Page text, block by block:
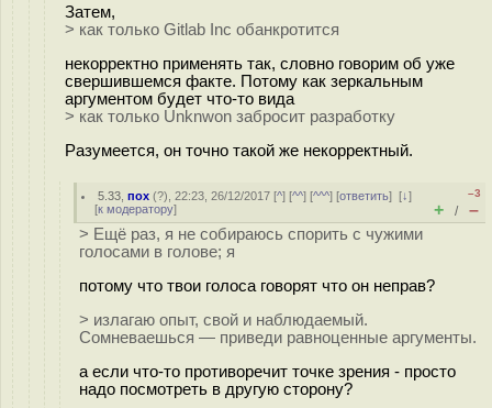
Затем,
> как только Gitlab Inc обанкротится
некорректно применять так, словно говорим об уже
свершившемся факте. Потому как зеркальным
аргументом будет что-то вида
> как только Unknwon забросит разработку
Разумеется, он точно такой же некорректный.
5.33 ,пох (?), 22:23, 26/12/2017 [^] [^^] [^^^] [ответить][↓]
[к модератору]
–3
+ / –
> Ещё раз, я не собираюсь спорить с чужими
голосами в голове; я
потому что твои голоса говорят что он неправ?
> излагаю опыт, свой и наблюдаемый.
Сомневаешься — приведи равноценные аргументы.
а если что-то противоречит точке зрения - просто
надо посмотреть в другую сторону?